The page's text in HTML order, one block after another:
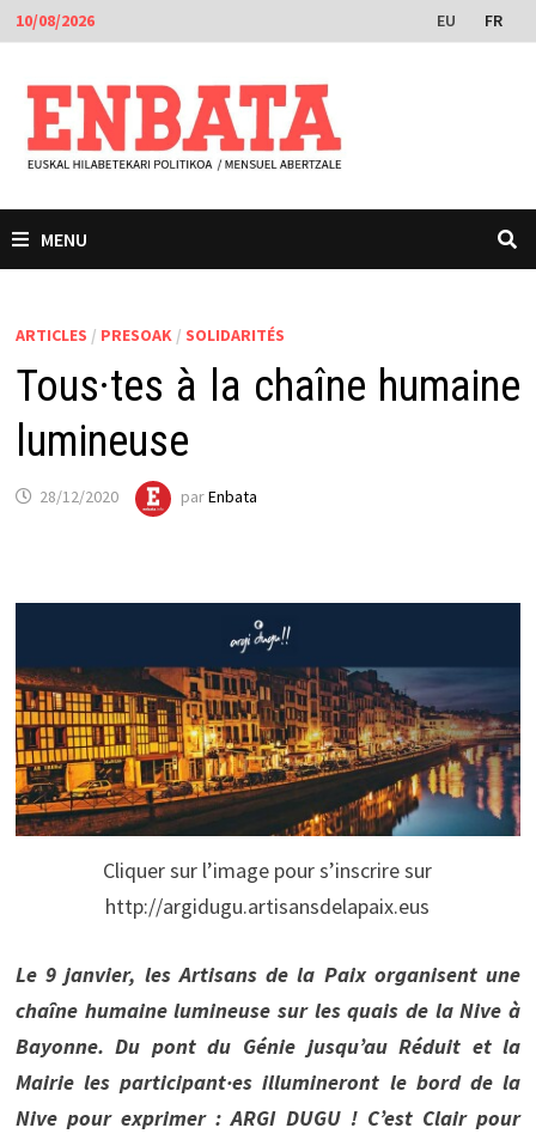
Passer
au
contenu
10/08/2026 EU FR
MENU
ARTICLES / PRESOAK / SOLIDARITÉS
Tous·tes à la chaîne humaine
lumineuse
28/12/2020 parEnbata
Cliquer sur l’image pour s’inscrire sur
http://argidugu.artisansdelapaix.eus
Le 9 janvier, les Artisans de la Paix organisent une
chaîne humaine lumineuse sur les quais de la Nive à
Bayonne. Du pont du Génie jusqu’au Réduit et la
Mairie les participant·es illumineront le bord de la
Nive pour exprimer : ARGI DUGU ! C’est Clair pour